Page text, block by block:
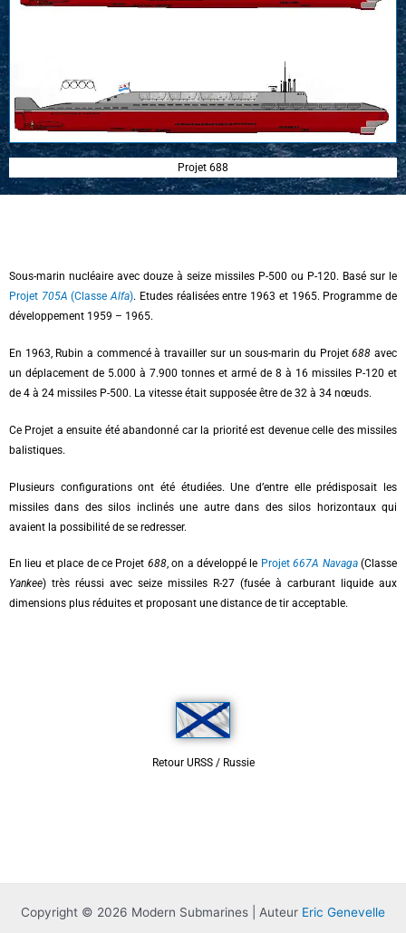
Projet 688
Sous-marin nucléaire avec douze à seize missiles P-500 ou P-120. Basé sur le
Projet 705A(ClasseAlfa). Etudes réalisées entre 1963 et 1965. Programme de
développement 1959 – 1965.
En 1963, Rubin a commencé à travailler sur un sous-marin du Projet688 avec
un déplacement de 5.000 à 7.900 tonnes et armé de 8 à 16 missiles P-120 et
de 4 à 24 missiles P-500. La vitesse était supposée être de 32 à 34 nœuds.
Ce Projet a ensuite été abandonné car la priorité est devenue celle des missiles
balistiques.
Plusieurs configurations ont été étudiées. Une d’entre elle prédisposait les
missiles dans des silos inclinés une autre dans des silos horizontaux qui
avaient la possibilité de se redresser.
En lieu et place de ce Projet 688, on a développé le Projet667A Navaga(Classe
Yankee) très réussi avec seize missiles R-27 (fusée à carburant liquide aux
dimensions plus réduites et proposant une distance de tir acceptable.
Retour URSS / Russie
Copyright © 2026 Modern Submarines | Auteur Eric Genevelle